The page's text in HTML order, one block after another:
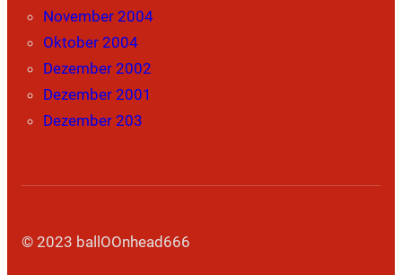
November 2004
Oktober 2004
Dezember 2002
Dezember 2001
Dezember 203
© 2023 ballOOnhead666